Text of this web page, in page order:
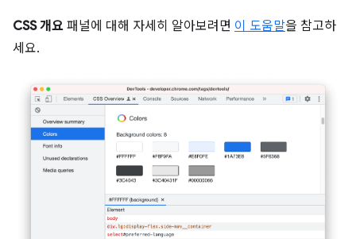
CSS 개요 패널에 대해 자세히 알아보려면 이 도움말을 참고하
세요.